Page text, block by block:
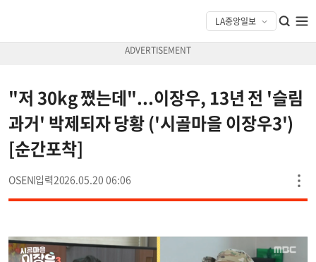
"저 30kg 쪘는데"...이장우, 13년 전 '슬림
과거' 박제되자 당황 ('시골마을 이장우3')
[순간포착]
OSEN 2026.05.20 06:06